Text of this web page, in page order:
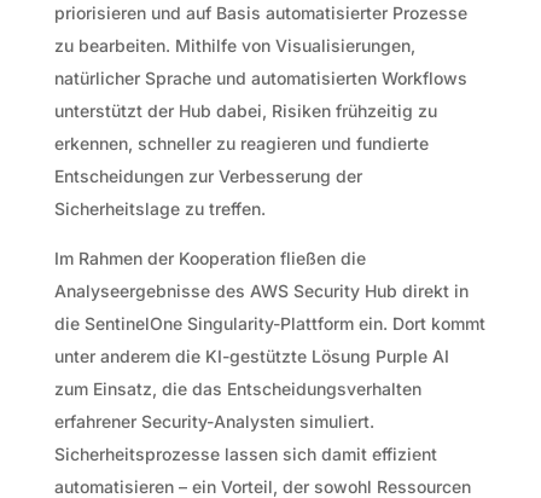
priorisieren und auf Basis automatisierter Prozesse
zu bearbeiten. Mithilfe von Visualisierungen,
natürlicher Sprache und automatisierten Workflows
unterstützt der Hub dabei, Risiken frühzeitig zu
erkennen, schneller zu reagieren und fundierte
Entscheidungen zur Verbesserung der
Sicherheitslage zu treffen.
Im Rahmen der Kooperation fließen die
Analyseergebnisse des AWS Security Hub direkt in
die SentinelOne Singularity-Plattform ein. Dort kommt
unter anderem die KI-gestützte Lösung Purple AI
zum Einsatz, die das Entscheidungsverhalten
erfahrener Security-Analysten simuliert.
Sicherheitsprozesse lassen sich damit effizient
automatisieren – ein Vorteil, der sowohl Ressourcen